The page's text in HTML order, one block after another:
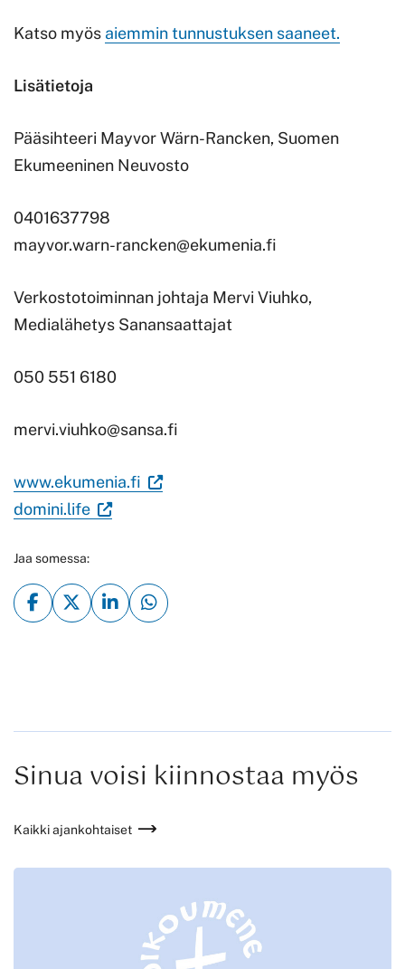
Katso myös aiemmin tunnustuksen saaneet.
Lisätietoja
Pääsihteeri Mayvor Wärn-Rancken, Suomen
Ekumeeninen Neuvosto
0401637798
mayvor.warn-rancken@ekumenia.fi
Verkostotoiminnan johtaja Mervi Viuhko,
Medialähetys Sanansaattajat
050 551 6180
mervi.viuhko@sansa.fi
www.ekumenia.fi (Vieraile
avautuu
uuteen
domini.life(Vieraile
Linkki
avautuu
Jaa somessa:
Sinua voisi kiinnostaa myös
Kaikki ajankohtaiset